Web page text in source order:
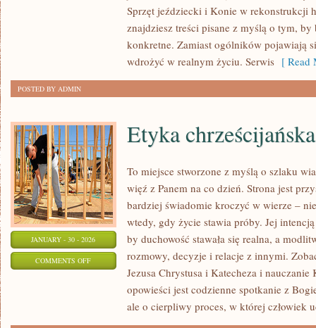
Sprzęt jeździecki i Konie w rekonstrukcji
znajdziesz treści pisane z myślą o tym, by
konkretne. Zamiast ogólników pojawiają
wdrożyć w realnym życiu. Serwis [ Read
POSTED BY ADMIN
JANUARY - 30 - 2026
COMMENTS OFFON
CHRZEŚCIJAŃSKA
Etyka chrześcijańska
To miejsce stworzone z myślą o szlaku
więź z Panem na co dzień. Strona jest
bardziej świadomie kroczyć w wierze –
wtedy, gdy życie stawia próby. Jej
by duchowość stawała się realna, a
rozmowy, decyzje i relacje z innymi.
Jezusa Chrystusa i Katecheza i nauczanie
opowieści jest codzienne spotkanie z
ale o cierpliwy proces, w której człowiek